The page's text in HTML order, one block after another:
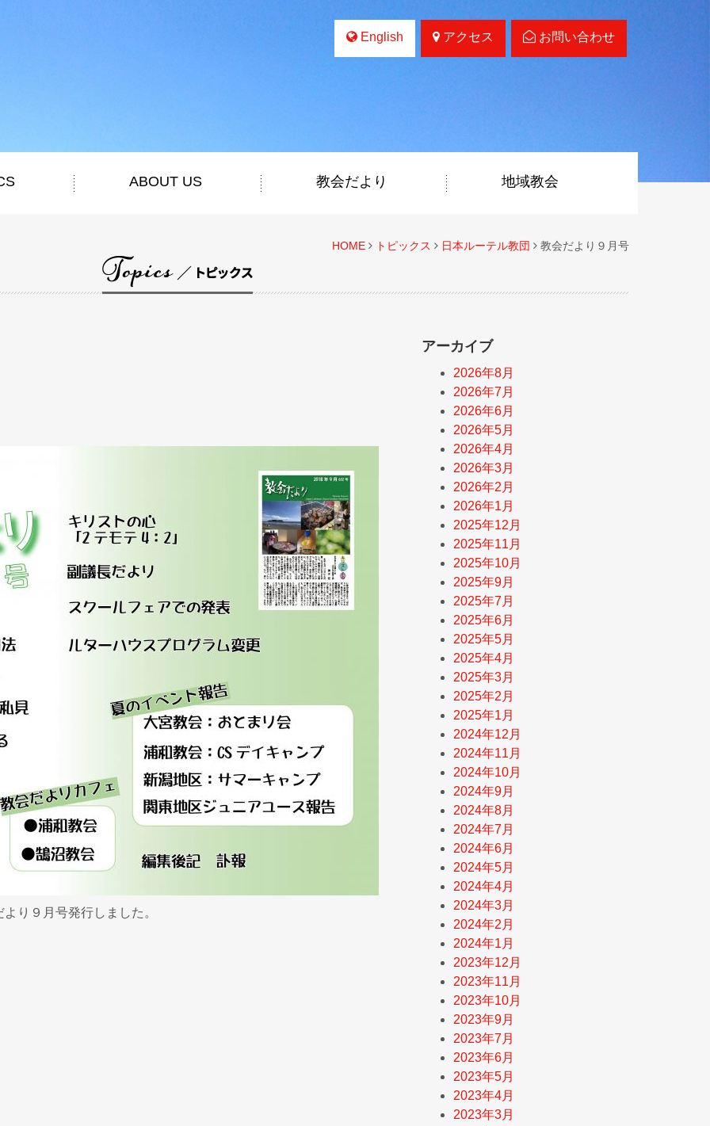
English アクセス お問い合わせ
ABOUT US 教会だより 地域教会
HOME トピックス 日本ルーテル教団 教会だより９月号
より９月号発行しました。
アーカイブ
2026年8月
2026年7月
2026年6月
2026年5月
2026年4月
2026年3月
2026年2月
2026年1月
2025年12月
2025年11月
2025年10月
2025年9月
2025年7月
2025年6月
2025年5月
2025年4月
2025年3月
2025年2月
2025年1月
2024年12月
2024年11月
2024年10月
2024年9月
2024年8月
2024年7月
2024年6月
2024年5月
2024年4月
2024年3月
2024年2月
2024年1月
2023年12月
2023年11月
2023年10月
2023年9月
2023年7月
2023年6月
2023年5月
2023年4月
2023年3月